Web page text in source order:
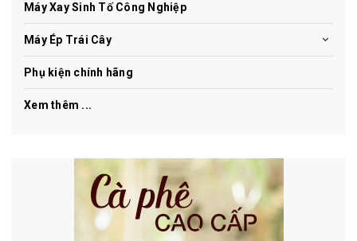
Máy Xay Sinh Tố Công Nghiệp
Máy Ép Trái Cây
Phụ kiện chính hãng
Xem thêm ...